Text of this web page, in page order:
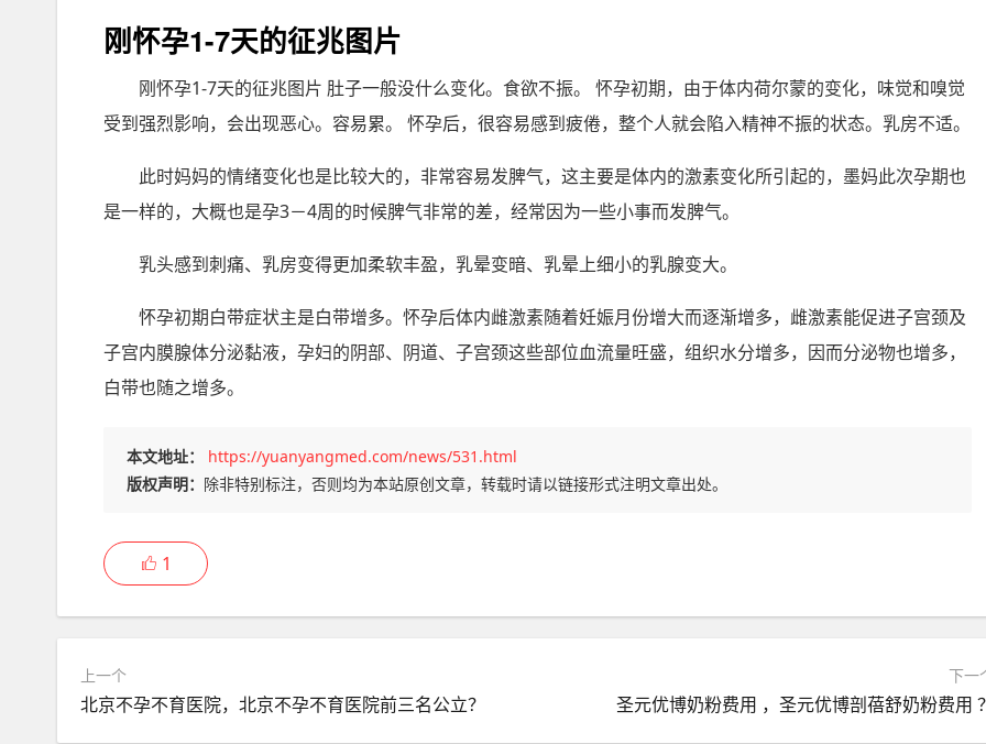
刚怀孕1-7天的征兆图片
刚怀孕1-7天的征兆图片 肚子一般没什么变化。食欲不振。 怀孕初期，由于体内荷尔蒙的变化，味觉和嗅觉
受到强烈影响，会出现恶心。容易累。 怀孕后，很容易感到疲倦，整个人就会陷入精神不振的状态。乳房不适。
此时妈妈的情绪变化也是比较大的，非常容易发脾气，这主要是体内的激素变化所引起的，墨妈此次孕期也
是一样的，大概也是孕3－4周的时候脾气非常的差，经常因为一些小事而发脾气。
乳头感到刺痛、乳房变得更加柔软丰盈，乳晕变暗、乳晕上细小的乳腺变大。
怀孕初期白带症状主是白带增多。怀孕后体内雌激素随着妊娠月份增大而逐渐增多，雌激素能促进子宫颈及
子宫内膜腺体分泌黏液，孕妇的阴部、阴道、子宫颈这些部位血流量旺盛，组织水分增多，因而分泌物也增多，
白带也随之增多。
本文地址：
https://yuanyangmed.com/news/531.html
版权声明： 除非特别标注，否则均为本站原创文章，转载时请以链接形式注明文章出处。
1
上一个
北京不孕不育医院，北京不孕不育医院前三名公立？
下一
圣元优博奶粉费用 ，圣元优博剖蓓舒奶粉费用